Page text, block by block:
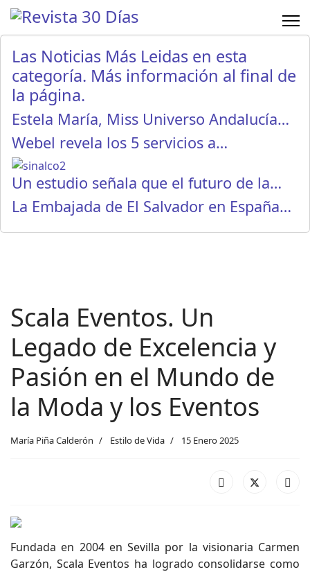
Las Noticias Más Leidas en esta
categoría. Más información al final de
la página.
Estela María, Miss Universo Andalucía…
Webel revela los 5 servicios a…
Un estudio señala que el futuro de la…
La Embajada de El Salvador en España…
Scala Eventos. Un
Legado de Excelencia y
Pasión en el Mundo de
la Moda y los Eventos
María Piña Calderón Estilo de Vida 15 Enero 2025
Fundada en 2004 en Sevilla por la visionaria Carmen
Garzón, Scala Eventos ha logrado consolidarse como